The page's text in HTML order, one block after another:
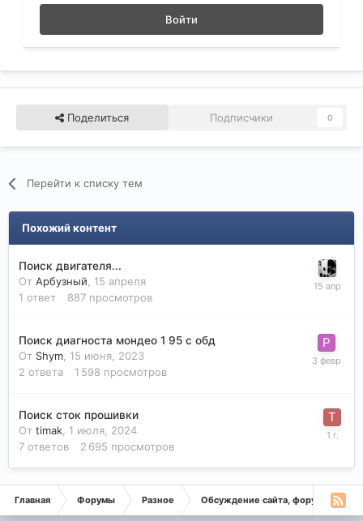
Войти
Поделиться Подписчики 0
Перейти к списку тем
Похожий контент
Поиск двигателя...
От Арбузный
15 апреля
1 ответ 887 просмотров
Поиск диагноста мондео 1 95 с обд
От Shym 15 июня, 2023
2 ответа 1 598 просмотров
Поиск сток прошивки
От timak 1 июля, 2024
7 ответов 2 695 просмотров
Главная Форумы Разное Обсуждение сайта, форума